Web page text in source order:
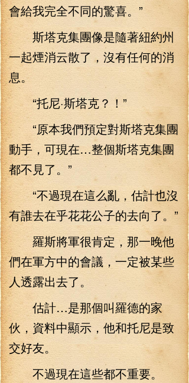
會給我完全不同的驚喜。”
斯塔克集團像是隨著紐約州
一起煙消云散了，沒有任何的消
息。
“托尼·斯塔克？！”
“原本我們預定對斯塔克集團
動手，可現在…整個斯塔克集團
都不見了。”
“不過現在這么亂，估計也沒
有誰去在乎花花公子的去向了。”
羅斯將軍很肯定，那一晚他
們在軍方中的會議，一定被某些
人透露出去了。
估計…是那個叫羅德的家
伙，資料中顯示，他和托尼是致
交好友。
不過現在這些都不重要。